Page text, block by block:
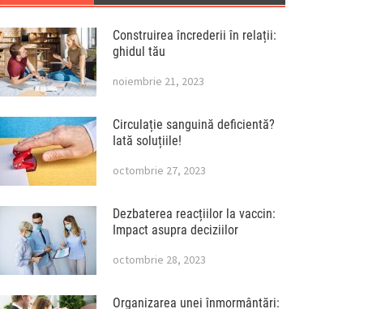
Construirea încrederii în relații:
ghidul tău
noiembrie 21, 2023
Circulație sanguină deficientă?
Iată soluțiile!
octombrie 27, 2023
Dezbaterea reacțiilor la vaccin:
Impact asupra deciziilor
octombrie 28, 2023
Organizarea unei înmormântări: